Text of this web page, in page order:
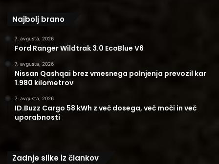
Najbolj brano
7. avgusta, 2026
Ford Ranger Wildtrak 3.0 EcoBlue V6
7. avgusta, 2026
Nissan Qashqai brez vmesnega polnjenja prevozil kar
1.980 kilometrov
7. avgusta, 2026
ID.Buzz Cargo 58 kWh z več dosega, več moči in več
uporabnosti
Zadnje slike iz člankov